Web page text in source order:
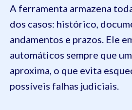
A ferramenta armazena
dos casos: histórico,
andamentos e prazos. Ele
automáticos sempre que
aproxima, o que evita
possíveis falhas judiciais.